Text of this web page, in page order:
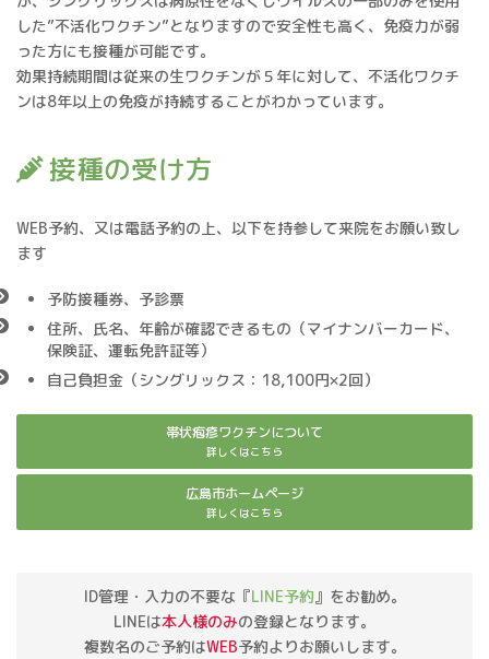
した”不活化ワクチン”となりますので安全性も高く、免疫力が弱
った方にも接種が可能です。
効果持続期間は従来の生ワクチンが５年に対して、不活化ワクチ
ンは8年以上の免疫が持続することがわかっています。
接種の受け方
WEB予約、又は電話予約の上、以下を持参して来院をお願い致し
ます
予防接種券、予診票
住所、氏名、年齢が確認できるもの（マイナンバーカード、
保険証、運転免許証等）
自己負担金（シングリックス：18,100円×2回）
帯状疱疹ワクチンについて
詳しくはこちら
広島市ホームページ
詳しくはこちら
ID管理・入力の不要な『LINE予約』をお勧め。
LINEは本人様のみの登録となります。
複数名のご予約はWEB予約よりお願いします。